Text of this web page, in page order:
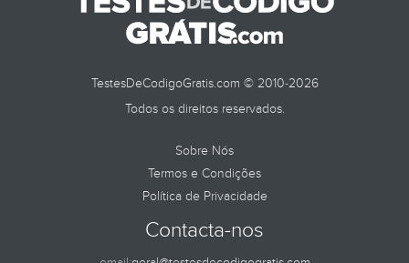
TestesDeCodigoGratis.com © 2010-2026
Todos os direitos reservados.
Sobre Nós
Termos e Condições
Política de Privacidade
Contacta-nos